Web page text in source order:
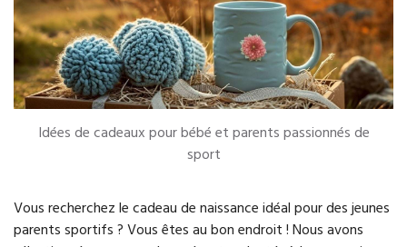
Idées de cadeaux pour bébé et parents passionnés de
sport
Vous recherchez le cadeau de naissance idéal pour des jeunes
parents sportifs ? Vous êtes au bon endroit ! Nous avons